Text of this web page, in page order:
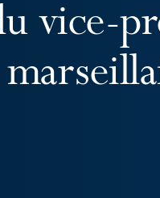
vice-